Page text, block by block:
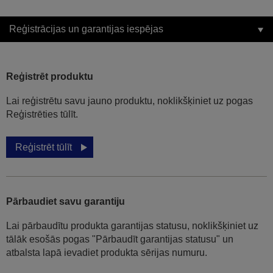
Reģistrācijas un garantijas iespējas
Reģistrēt produktu
Lai reģistrētu savu jauno produktu, noklikšķiniet uz pogas
Reģistrēties tūlīt.
Reģistrēt tūlīt
Pārbaudiet savu garantiju
Lai pārbaudītu produkta garantijas statusu, noklikšķiniet uz
tālāk esošās pogas "Pārbaudīt garantijas statusu" un
atbalsta lapā ievadiet produkta sērijas numuru.